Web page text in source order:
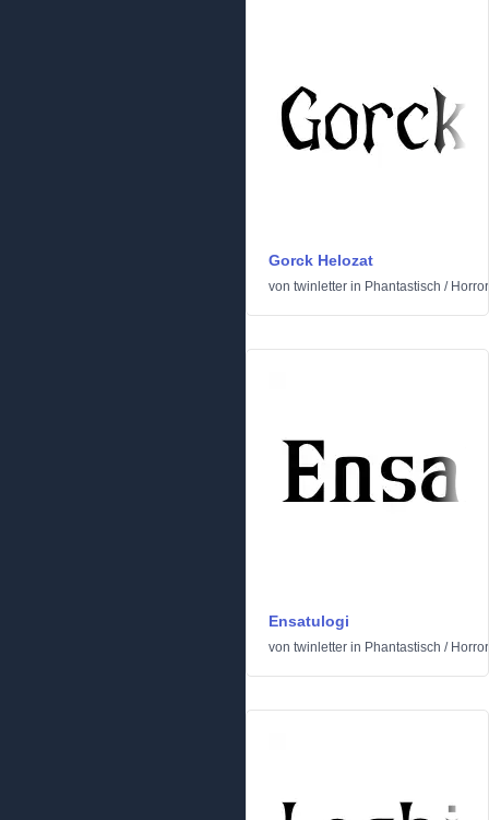
Gorck Helozat
von twinletter in Phantastisch / Horror
Ensatulogi
von twinletter in Phantastisch / Horror